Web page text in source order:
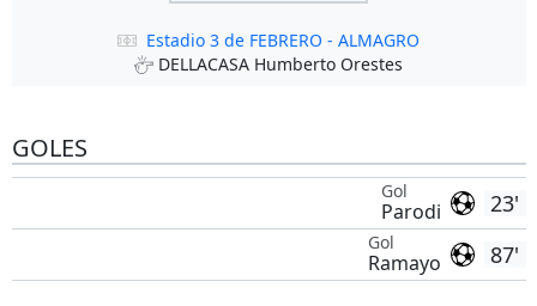
Estadio 3 de FEBRERO - ALMAGRO
DELLACASA Humberto Orestes
GOLES
23'
Gol
Parodi
87'
Gol
Ramayo